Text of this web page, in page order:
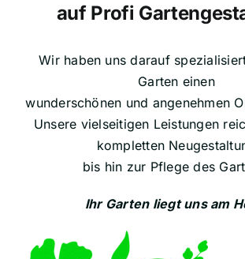
auf Profi
Wir haben uns darauf
Garten einen
wunderschönen und angenehmen
Unsere vielseitigen Leistungen
kompletten
bis hin zur Pflege des
Ihr Garten liegt uns am